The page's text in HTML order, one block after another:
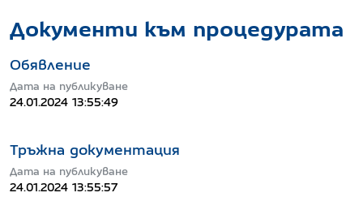
Документи към процедурата
Обявление
Дата на публикуване
24.01.2024 13:55:49
Тръжна документация
Дата на публикуване
24.01.2024 13:55:57